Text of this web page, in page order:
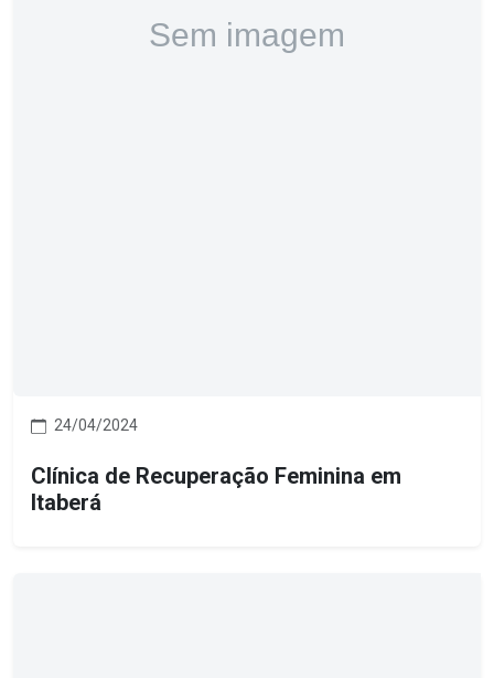
24/04/2024
Clínica de Recuperação Feminina em
Itaberá